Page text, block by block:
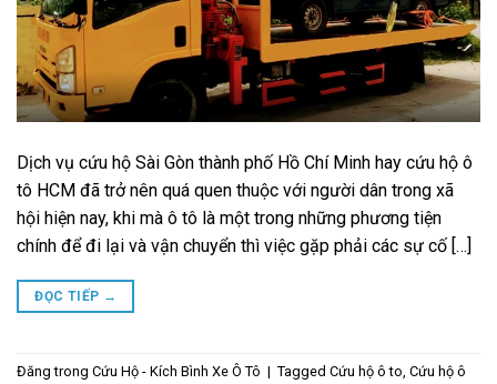
Dịch vụ cứu hộ Sài Gòn thành phố Hồ Chí Minh hay cứu hộ ô
tô HCM đã trở nên quá quen thuộc với người dân trong xã
hội hiện nay, khi mà ô tô là một trong những phương tiện
chính để đi lại và vận chuyển thì việc gặp phải các sự cố […]
ĐỌC TIẾP →
Đăng trong Cứu Hộ - Kích Bình Xe Ô Tô | Tagged Cứu hộ ô to, Cứu hộ ô